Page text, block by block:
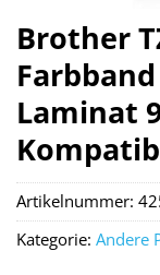
Brother
Laminat
Artikelnummer:
Kategorie: Andere